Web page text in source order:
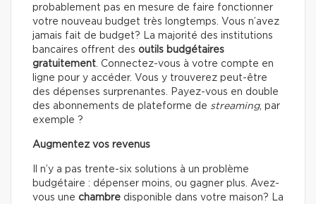
probablement pas en mesure de faire fonctionner
votre nouveau budget très longtemps. Vous n’avez
jamais fait de budget? La majorité des institutions
bancaires offrent des outils budgétaires
gratuitement. Connectez-vous à votre compte en
ligne pour y accéder. Vous y trouverez peut-être
des dépenses surprenantes. Payez-vous en double
des abonnements de plateforme de streaming, par
exemple ?
Augmentez vos revenus
Il n’y a pas trente-six solutions à un problème
budgétaire : dépenser moins, ou gagner plus. Avez-
vous une chambre disponible dans votre maison? La